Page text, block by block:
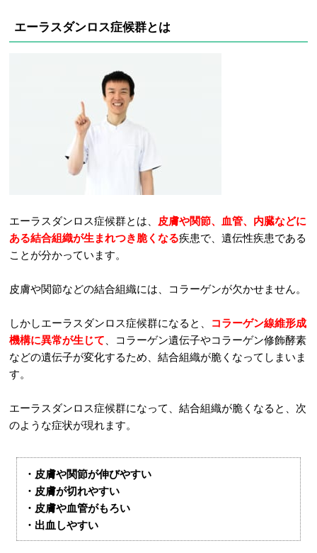
エーラスダンロス症候群とは
エーラスダンロス症候群とは、
皮膚や関節、血管、内臓などに
ある結合組織が生まれつき脆くなる疾患で、遺伝性疾患である
ことが分かっています。
皮膚や関節などの結合組織には、コラーゲンが欠かせません。
しかしエーラスダンロス症候群になると、
コラーゲン線維形成
機構に異常が生じて 、コラーゲン遺伝子やコラーゲン修飾酵素
などの遺伝子が変化するため、結合組織が脆くなってしまいま
す。
エーラスダンロス症候群になって、結合組織が脆くなると、次
のような症状が現れます。
・皮膚や関節が伸びやすい
・皮膚が切れやすい
・皮膚や血管がもろい
・出血しやすい